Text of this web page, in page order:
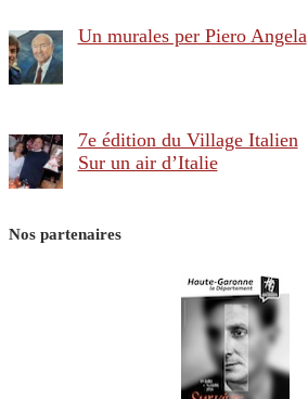
Un murales per Piero Angela
7e édition du Village Italien
Sur un air d’Italie
Nos partenaires